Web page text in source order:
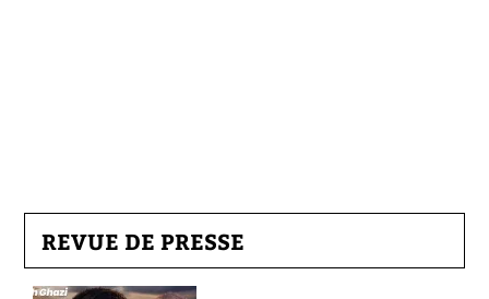
REVUE DE PRESSE